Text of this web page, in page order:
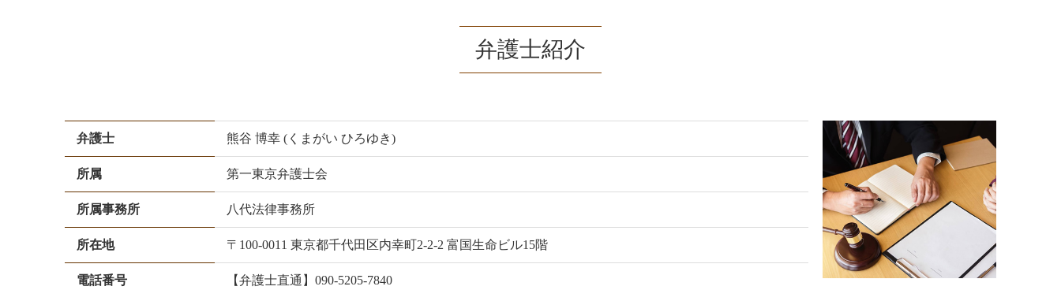
弁護士紹介
弁護士 熊谷 博幸 (くまがい ひろゆき)
所属 第一東京弁護士会
所属事務所 八代法律事務所
所在地 〒100-0011 東京都千代田区内幸町2-2-2 富国生命ビル15階
電話番号 【弁護士直通】090-5205-7840